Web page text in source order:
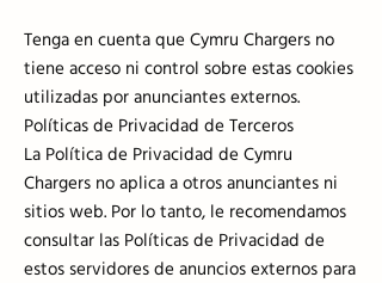
Tenga en cuenta que Cymru Chargers no
tiene acceso ni control sobre estas cookies
utilizadas por anunciantes externos.
Políticas de Privacidad de Terceros
La Política de Privacidad de Cymru
Chargers no aplica a otros anunciantes ni
sitios web. Por lo tanto, le recomendamos
consultar las Políticas de Privacidad de
estos servidores de anuncios externos para